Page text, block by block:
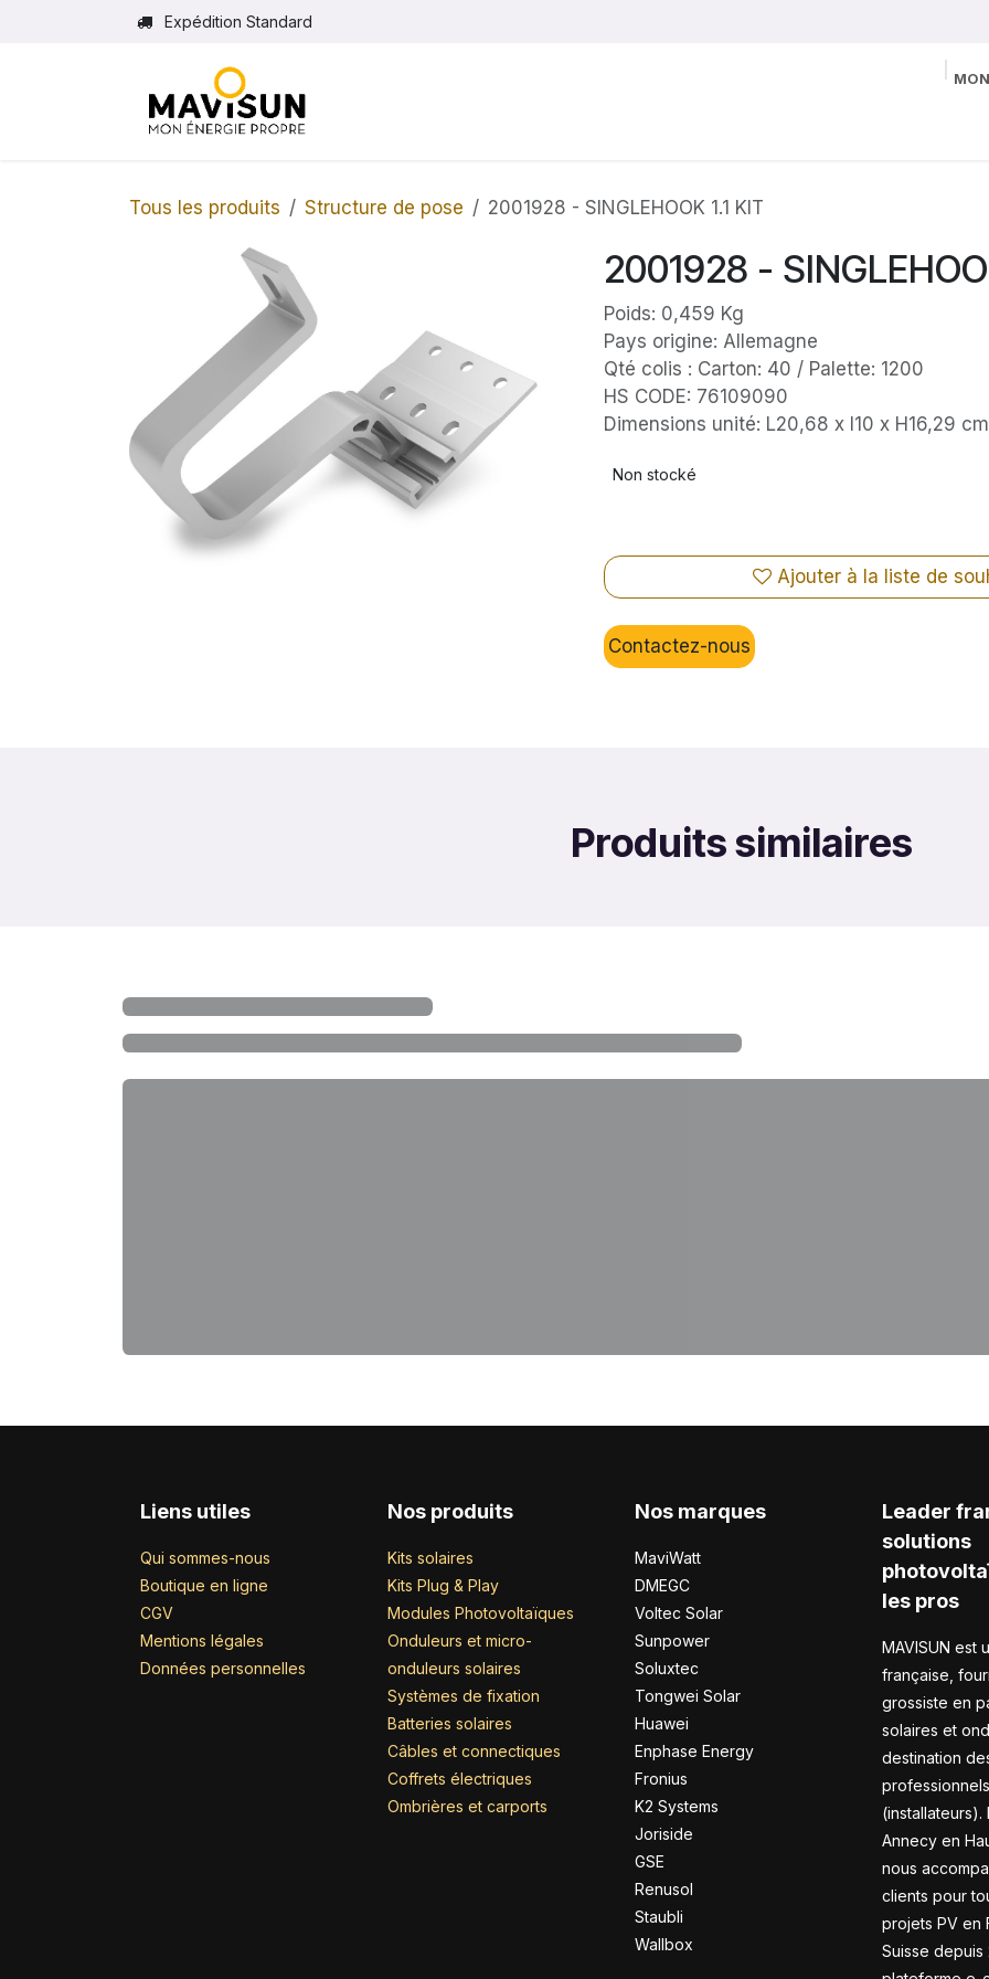
Se rendre au contenuExpédition Standard
Tous les produits Structure de pose 2001928 - SINGLEHOOK 1.1 KIT
2001928 -
Poids: 0,459 Kg
Pays origine: Allemagne
Qté colis : Carton: 40 / Palette: 1200
HS CODE: 76109090
Dimensions unité: L20,68 x l10 x H16,29 cm
Non stocké
Ajouter à la liste de
Contactez-nous
Produits similaires
Liens utiles
Qui sommes-nous
Boutique en ligne
CGV
Mentions légales
Données personnelles
Nos produits
Kits solaires
Kits Plug & Play
Modules Photovoltaïques
Onduleurs et micro-
onduleurs solaires
Systèmes de fixation
Batteries solaires
Câbles et connectiques
Coffrets électriques
Ombrières et carports
Nos marques
MaviWatt
DMEGC
Voltec Solar
Sunpower
Soluxtec
Tongwei Solar
Huawei
Enphase Energy
Fronius
K2 Systems
Joriside
GSE
Renusol
Staubli
Wallbox
Leader
solutions
les pros
MAVISUN est
française,
grossiste en
solaires et
destination
(installateurs).
Annecy en
nous
clients pour
projets PV en
Suisse depuis